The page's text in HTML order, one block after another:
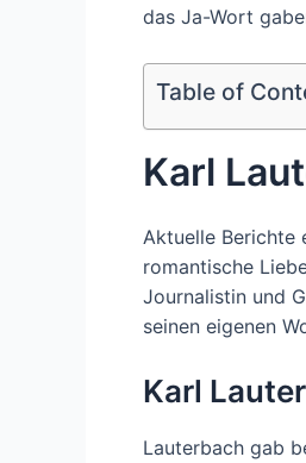
das Ja-Wort
Table of
Karl
Aktuelle Berichte
romantische
Journalistin und
seinen eigenen
Karl
Lauterbach gab